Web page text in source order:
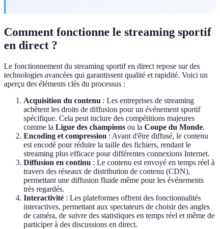
Comment fonctionne le streaming sportif
en direct ?
Le fonctionnement du streaming sportif en direct repose sur des
technologies avancées qui garantissent qualité et rapidité. Voici un
aperçu des éléments clés du processus :
Acquisition du contenu : Les entreprises de streaming
achètent les droits de diffusion pour un événement sportif
spécifique. Cela peut inclure des compétitions majeures
comme la Ligue des champions ou la Coupe du Monde.
Encoding et compression : Avant d'être diffusé, le contenu
est encodé pour réduire la taille des fichiers, rendant le
streaming plus efficace pour différentes connexions Internet.
Diffusion en continu : Le contenu est envoyé en temps réel à
travers des réseaux de distribution de contenu (CDN),
permettant une diffusion fluide même pour les événements
très regardés.
Interactivité : Les plateformes offrent des fonctionnalités
interactives, permettant aux spectateurs de choisir des angles
de caméra, de suivre des statistiques en temps réel et même de
participer à des discussions en direct.